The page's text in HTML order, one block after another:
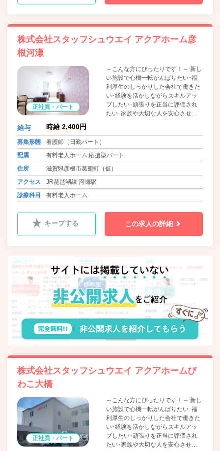
株式会社スタッフシュウエイ アクアホーム彦
根河瀬
正社員・パート
～こんな方にぴったりです！～ 新し
い施設で心機一転がんばりたい･福
利厚生のしっかりした会社で働きた
い･経験を活かしながらスキルアッ
プしたい･頑張りを正当に評価され
たい･家族や大切な人を安心させた
給与 時給 2,400円
募集形態
看護師（日勤パート）
配属
有料老人ホーム,応援型パート
住所
滋賀県彦根市葛籠町（仮）
アクセス
JR琵琶湖線 河瀬駅
診療科目
有料老人ホーム
キープする この求人の詳細
株式会社スタッフシュウエイ アクアホームび
わこ大橋
正社員・パート
～こんな方にぴったりです！～ 新し
い施設で心機一転がんばりたい･福
利厚生のしっかりした会社で働きた
い･経験を活かしながらスキルアッ
プしたい･頑張りを正当に評価され
たい･家族や大切な人を安心させた